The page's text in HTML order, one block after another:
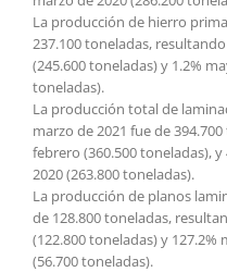
La producción de hierro
237.100 toneladas,
(245.600 toneladas) y 1.2%
toneladas).
La producción total de
marzo de 2021 fue de
febrero (360.500 toneladas),
2020 (263.800 toneladas).
La producción de planos
de 128.800 toneladas,
(122.800 toneladas) y 127.2%
(56.700 toneladas).